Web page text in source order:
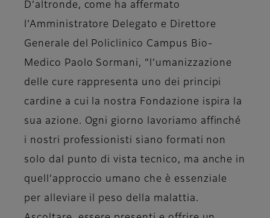
D’altronde, come ha affermato
l’Amministratore Delegato e Direttore
Generale del Policlinico Campus Bio-
Medico Paolo Sormani, “l’umanizzazione
delle cure rappresenta uno dei principi
cardine a cui la nostra Fondazione ispira la
sua azione. Ogni giorno lavoriamo affinché
i nostri professionisti siano formati non
solo dal punto di vista tecnico, ma anche in
quell’approccio umano che è essenziale
per alleviare il peso della malattia.